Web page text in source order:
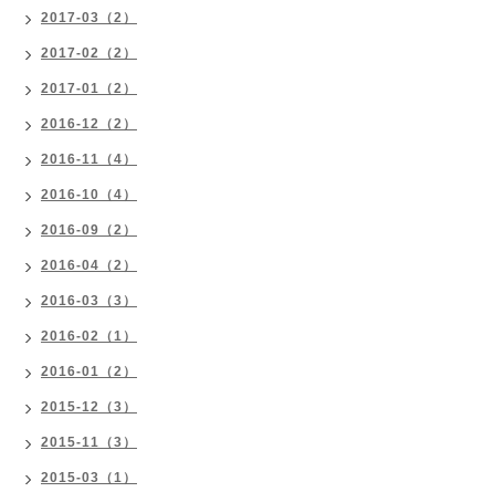
2017-03（2）
2017-02（2）
2017-01（2）
2016-12（2）
2016-11（4）
2016-10（4）
2016-09（2）
2016-04（2）
2016-03（3）
2016-02（1）
2016-01（2）
2015-12（3）
2015-11（3）
2015-03（1）